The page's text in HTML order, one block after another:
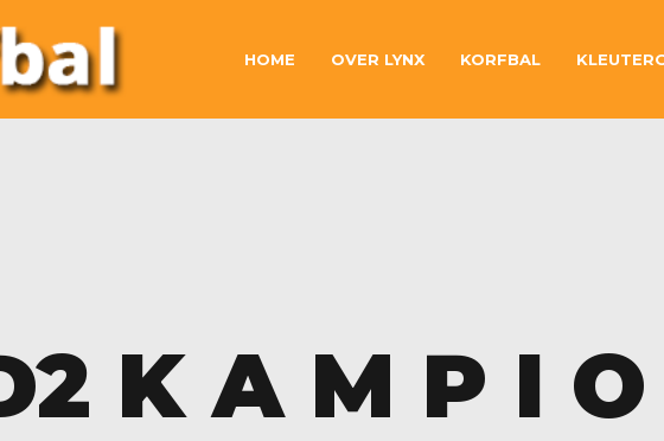
HOME OVER LYNX KORFBAL
K A M P I O